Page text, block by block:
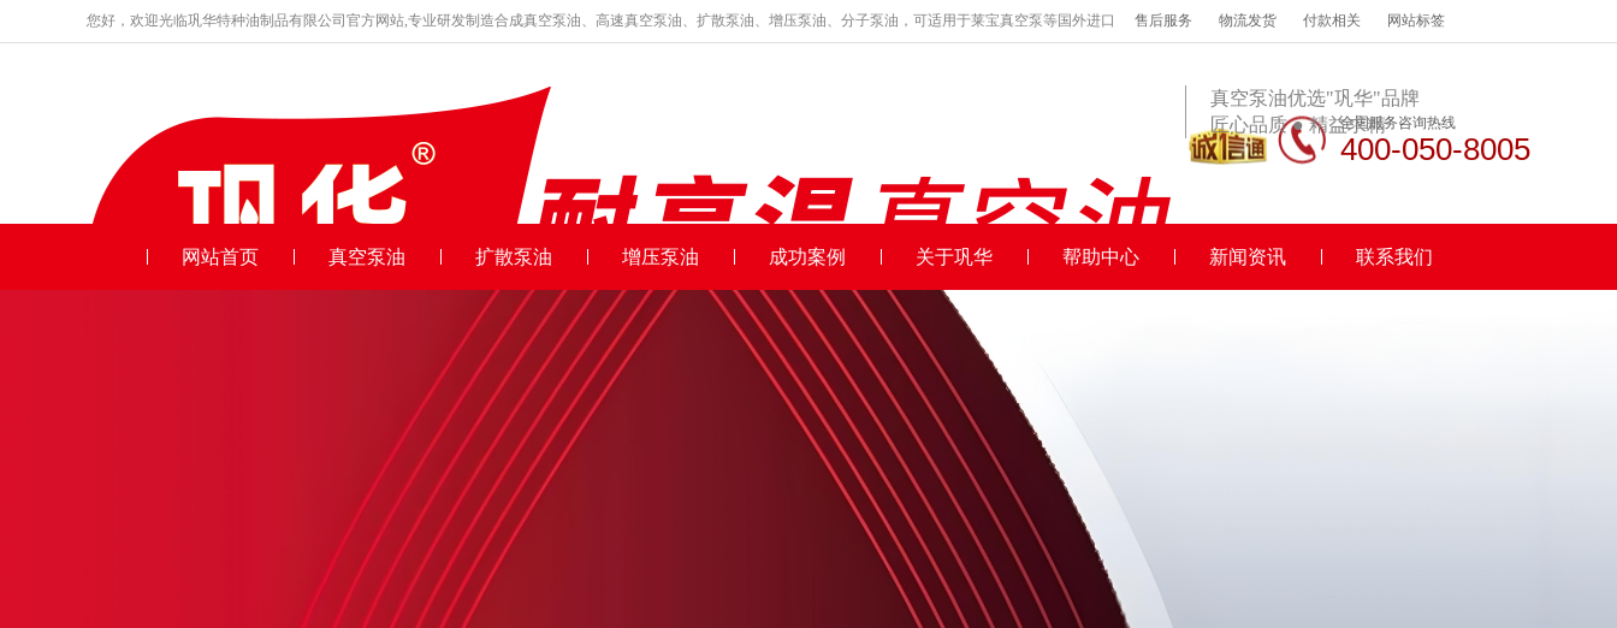
您好，欢迎光临巩华特种油制品有限公司官方网站,专业研发制造合成真空泵油、高速真空泵油、扩散泵油、增压泵油、分子泵油，可适用于莱宝真空泵等国外进口 售后服务 物流发货 付款相关 网站标签
真空泵油优选"巩华"品牌
匠心品质 ● 精益求精全国服务咨询热线
400-050-8005
网站首页 真空泵油 扩散泵油 增压泵油 成功案例 关于巩华 帮助中心 新闻资讯 联系我们